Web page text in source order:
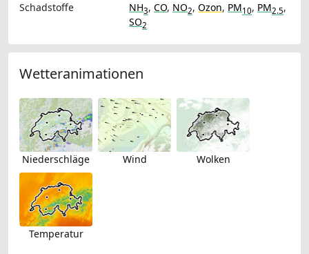
Schadstoffe
NH3, CO, NO2, Ozon, PM10, PM2.5,
SO2
Wetteranimationen
Niederschläge Wind Wolken
Temperatur